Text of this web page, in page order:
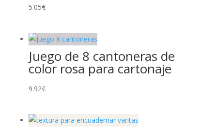
5.05€
Juego de 8 cantoneras de
color rosa para cartonaje
9.92€